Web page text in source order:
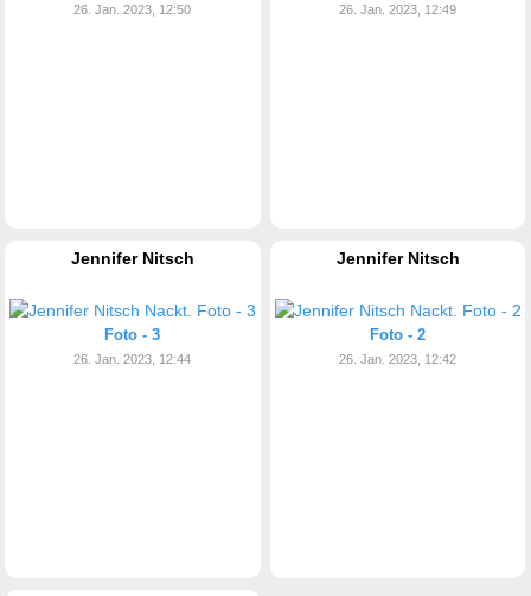
26. Jan. 2023, 12:50 26. Jan. 2023, 12:49
Jennifer Nitsch
Foto - 3
26. Jan. 2023, 12:44
Jennifer Nitsch
Foto - 2
26. Jan. 2023, 12:42